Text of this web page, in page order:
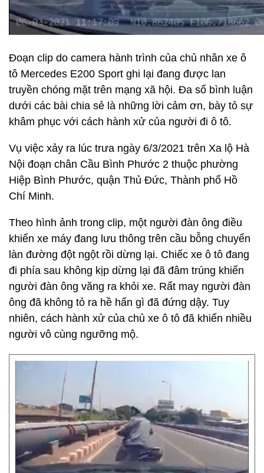
Đoạn clip do camera hành trình của chủ nhân xe ô
tô Mercedes E200 Sport ghi lại đang được lan
truyền chóng mặt trên mạng xã hội. Đa số bình luận
dưới các bài chia sẻ là những lời cảm ơn, bày tỏ sự
khâm phục với cách hành xử của người đi ô tô.
Vụ việc xảy ra lúc trưa ngày 6/3/2021 trên Xa lộ Hà
Nội đoạn chân Cầu Bình Phước 2 thuộc phường
Hiệp Bình Phước, quận Thủ Đức, Thành phố Hồ
Chí Minh.
Theo hình ảnh trong clip, một người đàn ông điều
khiển xe máy đang lưu thông trên cầu bỗng chuyển
làn đường đột ngột rồi dừng lại. Chiếc xe ô tô đang
đi phía sau không kịp dừng lại đã đâm trúng khiến
người đàn ông văng ra khỏi xe. Rất may người đàn
ông đã không tỏ ra hề hấn gì đã đứng dậy. Tuy
nhiên, cách hành xử của chủ xe ô tô đã khiến nhiều
người vô cùng ngưỡng mộ.